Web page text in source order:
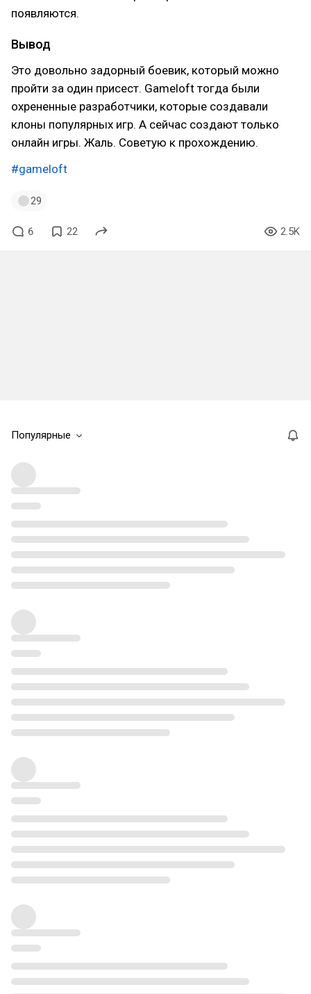
появляются.
Вывод
Это довольно задорный боевик, который можно
пройти за один присест. Gameloft тогда были
охрененные разработчики, которые создавали
клоны популярных игр. А сейчас создают только
онлайн игры. Жаль. Советую к прохождению.
#gameloft
29
6 22 2.5K
Популярные